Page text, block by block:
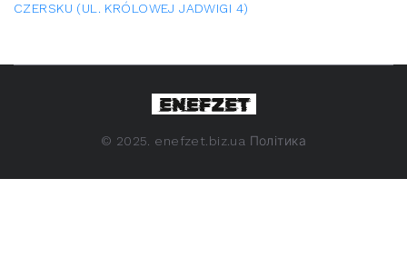
CZERSKU (UL. KRÓLOWEJ JADWIGI 4)
© 2025. enefzet.biz.ua Політика